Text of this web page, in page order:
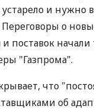
и нужно
о
поставок начали
"Газпрома".
что
об